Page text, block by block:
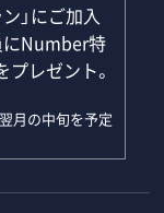
」にご加入
にNumber特
レゼント。
月の中旬を予定